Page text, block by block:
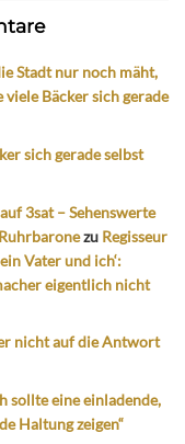
Stadt nur noch mäht,
viele Bäcker sich gerade
sich gerade selbst
3sat – Sehenswerte
zu Regisseur
Vater und ich‘:
eigentlich nicht
nicht auf die Antwort
sollte eine einladende,
Haltung zeigen“